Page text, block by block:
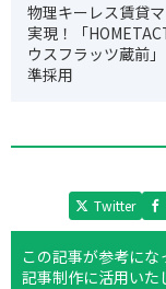
物理キーレス賃貸
実現！「
ウスフラッツ蔵前
準採用
Twitter
この記事が参考にな
記事制作に活用いた